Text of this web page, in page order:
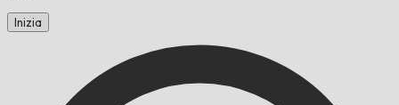
Inizia